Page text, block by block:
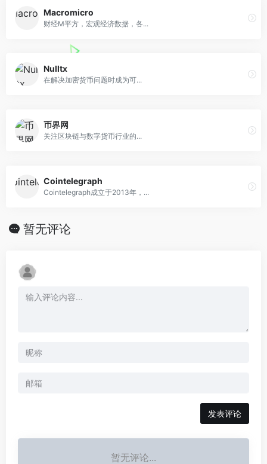
Macromicro
财经M平方，宏观经济数据，各...
Nulltx
在解决加密货币问题时成为可...
币界网
关注区块链与数字货币行业的...
Cointelegraph
Cointelegraph成立于2013年，...
暂无评论
发表评论
暂无评论...